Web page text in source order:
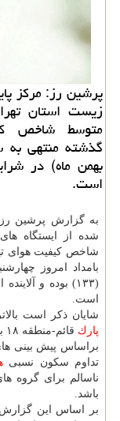
پرشین رز: مركز
زیست استان
بهمن ماه) در
است.
به گزارش پرشین رز
شده از ایستگاه
بامداد امروز
(۱۳۳) بوده و آلاینده اصلی
است.
شایان ذكر است بالاترین
پارك قائم-منطقه ۱۸ بوده است.
براساس پیش بینی
تداوم سكون نسبی
ناسالم برای گروه
باشد.
بر اساس این